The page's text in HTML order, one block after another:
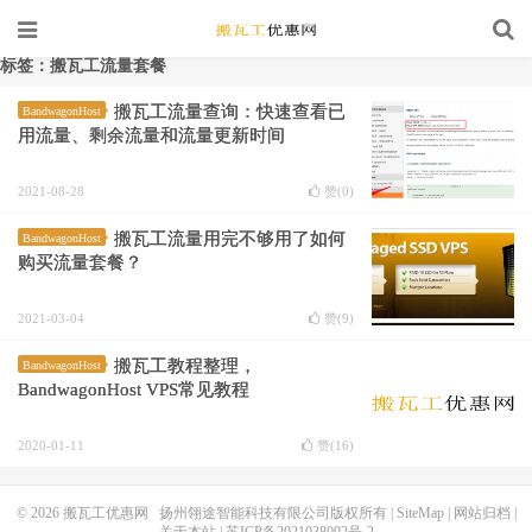
标签：搬瓦工流量套餐
BandwagonHost
搬瓦工流量查询：快速查看已
用流量、剩余流量和流量更新时间
2021-08-28 赞(0)
BandwagonHost
搬瓦工流量用完不够用了如何
购买流量套餐？
2021-03-04 赞(9)
BandwagonHost
搬瓦工教程整理，
BandwagonHost VPS常见教程
2020-01-11 赞(16)
© 2026 搬瓦工优惠网 扬州翎途智能科技有限公司版权所有 | SiteMap| 网站归档